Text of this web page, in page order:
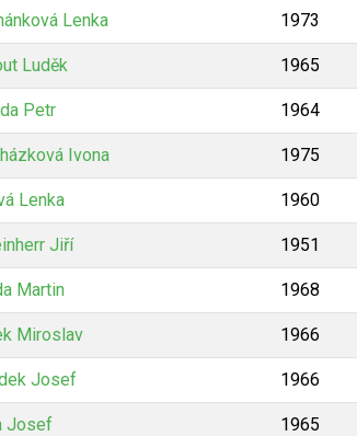
Lenka 1973
Luděk 1965
Petr 1964
Ivona 1975
Lenka 1960
Jiří 1951
Martin 1968
Miroslav 1966
Josef 1966
Josef 1965